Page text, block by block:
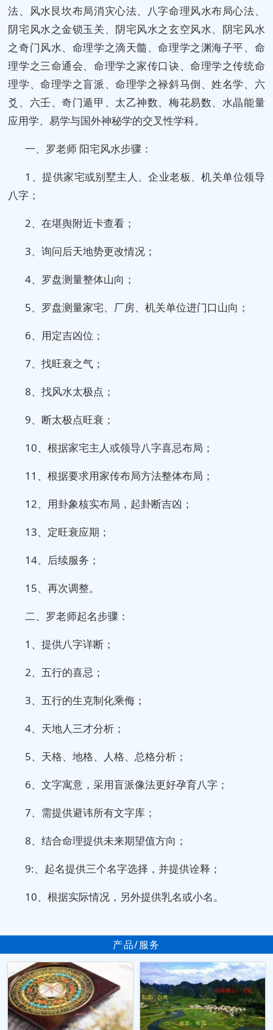
法、风水艮坎布局消灾心法、八字命理风水布局心法、
阴宅风水之金锁玉关、阴宅风水之玄空风水、阴宅风水
之奇门风水、命理学之滴天髓、命理学之渊海子平、命
理学之三命通会、命理学之家传口诀、命理学之传统命
理学、命理学之盲派、命理学之禄斜马倒、姓名学、六
爻、六壬、奇门遁甲、太乙神数、梅花易数、水晶能量
应用学、易学与国外神秘学的交叉性学科。
一、罗老师 阳宅风水步骤：
1、提供家宅或别墅主人、企业老板、机关单位领导
八字；
2、在堪舆附近卡查看；
3、询问后天地势更改情况；
4、罗盘测量整体山向；
5、罗盘测量家宅、厂房、机关单位进门口山向；
6、用定吉凶位；
7、找旺衰之气；
8、找风水太极点；
9、断太极点旺衰；
10、根据家宅主人或领导八字喜忌布局；
11、根据要求用家传布局方法整体布局；
12、用卦象核实布局，起卦断吉凶；
13、定旺衰应期；
14、后续服务；
15、再次调整。
二、罗老师起名步骤：
1、提供八字详断；
2、五行的喜忌；
3、五行的生克制化乘侮；
4、天地人三才分析；
5、天格、地格、人格、总格分析；
6、文字寓意，采用盲派像法更好孕育八字；
7、需提供避讳所有文字库；
8、结合命理提供未来期望值方向；
9:、起名提供三个名字选择，并提供诠释；
10、根据实际情况，另外提供乳名或小名。
产品/服务